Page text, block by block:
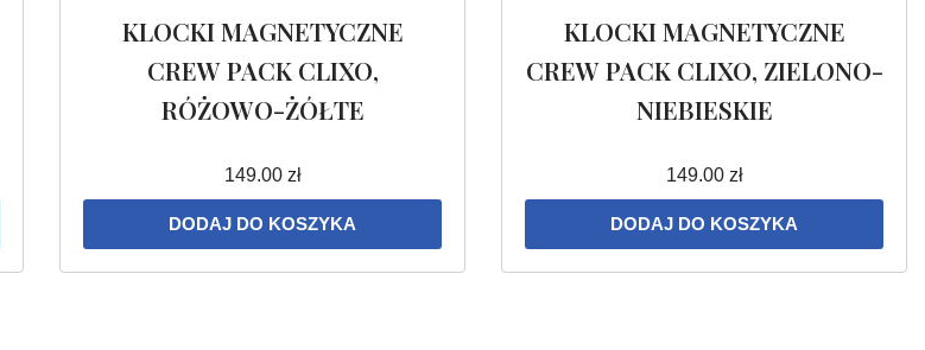
KLOCKI MAGNETYCZNE
CREW PACK CLIXO,
RÓŻOWO-ŻÓŁTE
149.00 zł
DODAJ DO KOSZYKA
KLOCKI MAGNETYCZNE
CREW PACK CLIXO, ZIELONO-
NIEBIESKIE
149.00 zł
DODAJ DO KOSZYKA